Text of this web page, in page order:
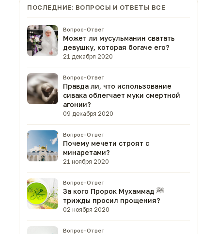
ПОСЛЕДНИЕ: ВОПРОСЫ И ОТВЕТЫ ВСЕ
Вопрос–Ответ
Может ли мусульманин сватать
девушку, которая богаче его?
21 декабря 2020
Вопрос–Ответ
Правда ли, что использование
сивака облегчает муки смертной
агонии?
09 декабря 2020
Вопрос–Ответ
Почему мечети строят с
минаретами?
21 ноября 2020
Вопрос–Ответ
За кого Пророк Мухаммад ﷺ
трижды просил прощения?
02 ноября 2020
Вопрос–Ответ